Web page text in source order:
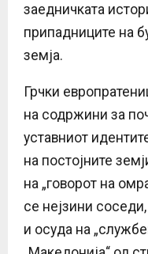
заедничката
припадниците на
земја.
Грчки
на содржини за
уставниот
на постојните
на „говорот на
се нејзини
и осуда на